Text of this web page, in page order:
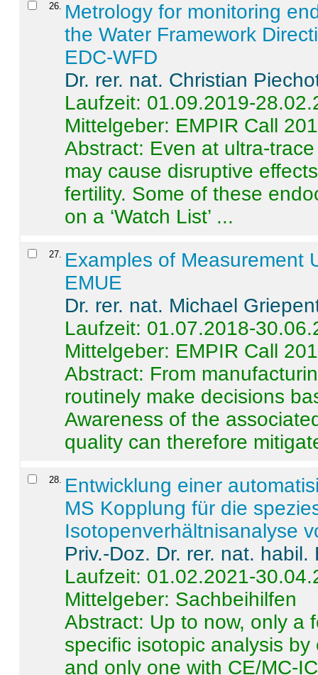
26. Metrology for monitoring
the Water Framework
EDC-WFD
Dr. rer. nat. Christian
Laufzeit: 01.09.2019-
Mittelgeber: EMPIR Call
Abstract: Even at ultra-
may cause disruptive
fertility. Some of these
on a ‘Watch List’ ...
27. Examples of Measurement
EMUE
Dr. rer. nat. Michael
Laufzeit: 01.07.2018-
Mittelgeber: EMPIR Call
Abstract: From
routinely make decisions
Awareness of the
quality can therefore
28. Entwicklung einer
MS Kopplung für die
Isotopenverhältnisanalyse
Priv.-Doz. Dr. rer. nat.
Laufzeit: 01.02.2021-
Mittelgeber: Sachbeihilfen
Abstract: Up to now, only a
specific isotopic analysis
and only one with CE/MC-